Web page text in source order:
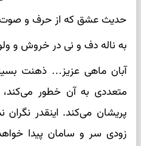
حدیث عشق که از حرف و
به ناله دف و نی در خروش و
آبان ماهی عزیز… ذهنت
متعددی به آن خطور می‌کند،
پریشان می‌کند. اینقدر
زودی سر و سامان پیدا